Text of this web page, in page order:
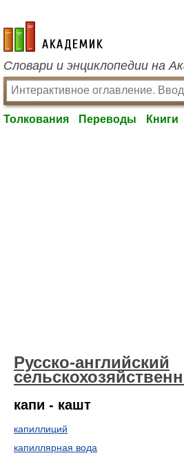
academic.ru
Словари и энциклопедии на
Толкования Переводы Книги
Русско-английский
капи - кашт
капиллиций
капиллярная вода